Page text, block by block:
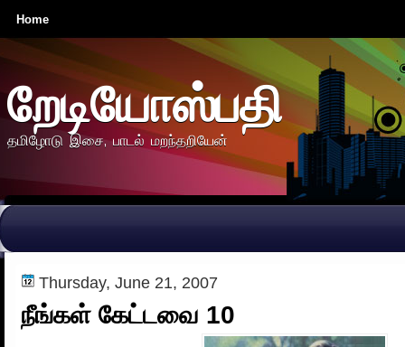
Home
றேடியோஸ்பதி
தமிழோடு இசை, பாடல் மறந்தறியேன்
Thursday, June 21, 2007
நீங்கள் கேட்டவை 10